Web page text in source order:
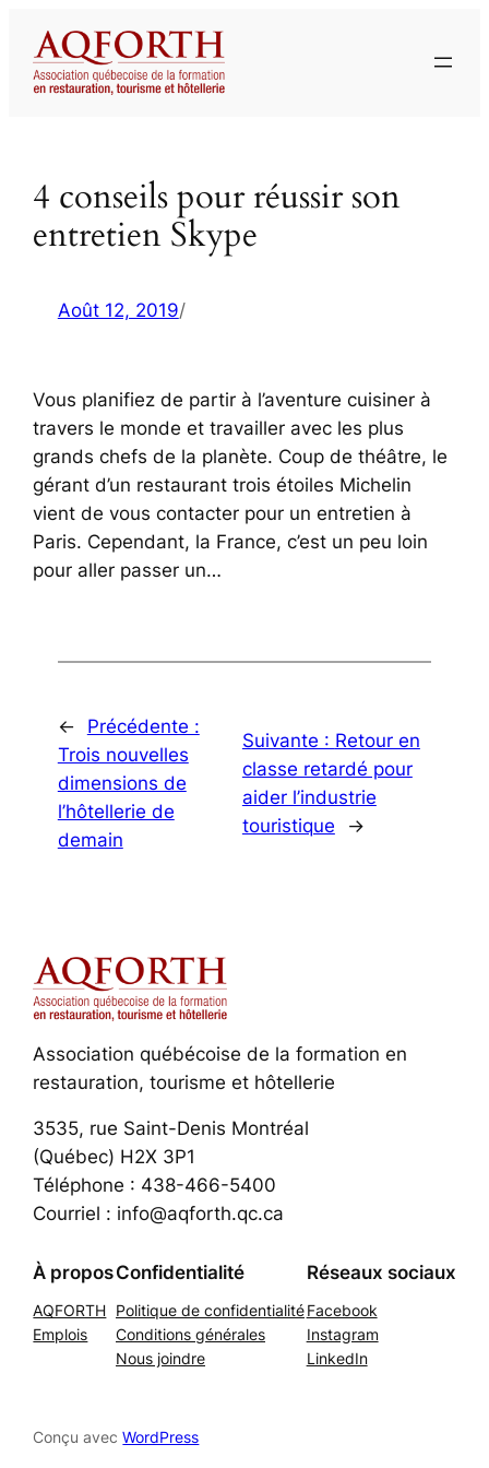
contenu
4 conseils pour réussir son
entretien Skype
Août 12, 2019/
Vous planifiez de partir à l’aventure cuisiner à
travers le monde et travailler avec les plus
grands chefs de la planète. Coup de théâtre, le
gérant d’un restaurant trois étoiles Michelin
vient de vous contacter pour un entretien à
Paris. Cependant, la France, c’est un peu loin
pour aller passer un…
←
Précédente :
Trois nouvelles
dimensions de
l’hôtellerie de
demain
Suivante : Retour en
classe retardé pour
aider l’industrie
touristique
→
Association québécoise de la formation en
restauration, tourisme et hôtellerie
3535, rue Saint-Denis Montréal
(Québec) H2X 3P1
Téléphone : 438-466-5400
Courriel : info@aqforth.qc.ca
À propos
AQFORTH
Emplois
Confidentialité
Politique de confidentialité
Conditions générales
Nous joindre
Réseaux sociaux
Facebook
Instagram
LinkedIn
Conçu avecWordPress